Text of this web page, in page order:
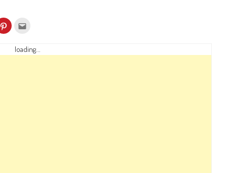
Click
to
Pinterest
(Opens
to
a
loading...